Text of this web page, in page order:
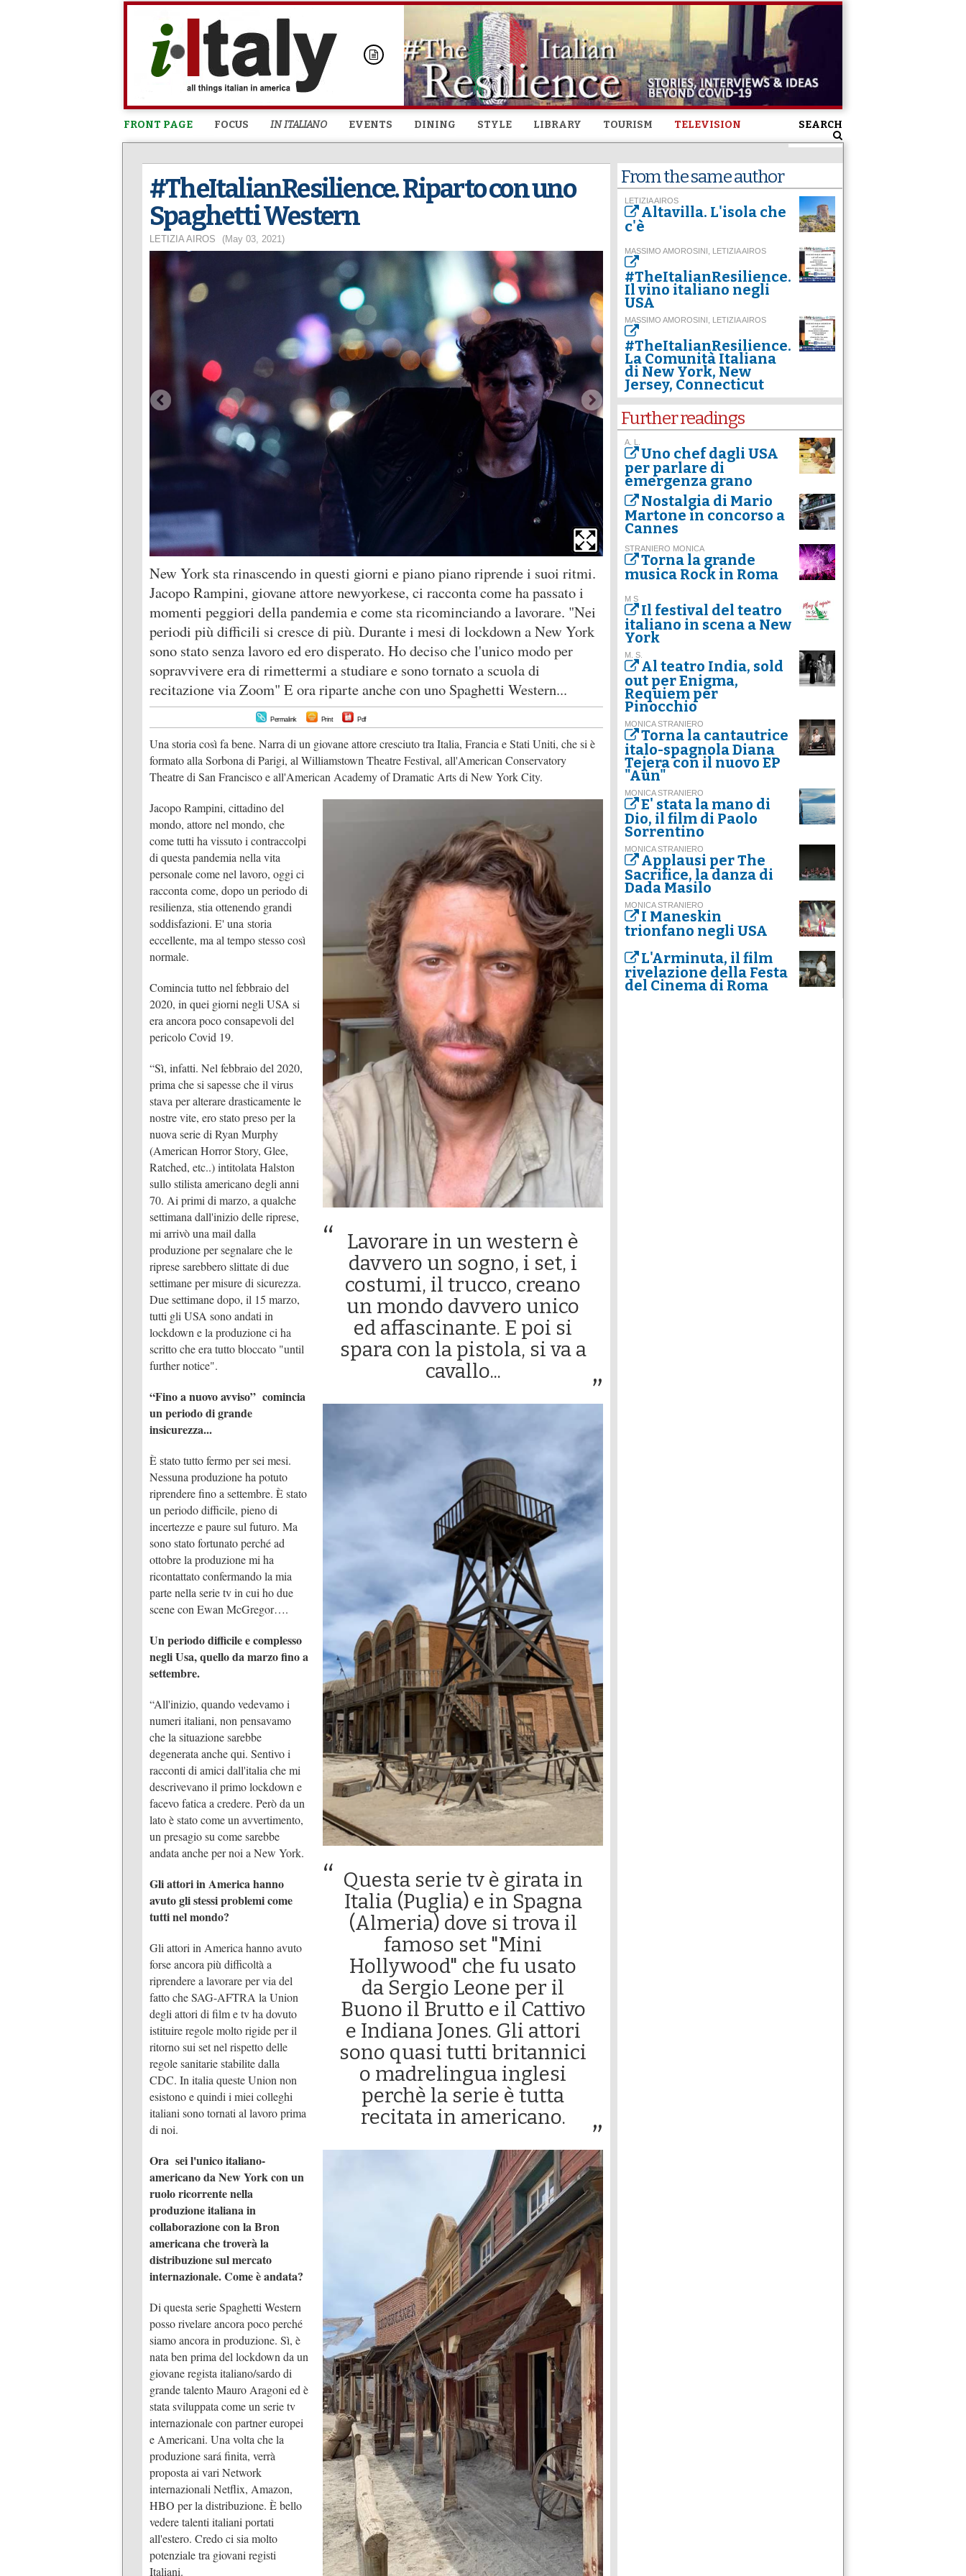
Skip to
content
FRONT PAGE FOCUS IN ITALIANO EVENTS DINING STYLE LIBRARY TOURISM TELEVISION SEARCH
#TheItalianResilience. Riparto con uno
Spaghetti Western
LETIZIA AIROS (May 03, 2021)
New York sta rinascendo in questi giorni e piano piano riprende i suoi ritmi.
Jacopo Rampini, giovane attore newyorkese, ci racconta come ha passato i
momenti peggiori della pandemia e come sta ricominciando a lavorare. "Nei
periodi più difficili si cresce di più. Durante i mesi di lockdown a New York
sono stato senza lavoro ed ero disperato. Ho deciso che l'unico modo per
sopravvivere era di rimettermi a studiare e sono tornato a scuola di
recitazione via Zoom" E ora riparte anche con uno Spaghetti Western...
Permalink Print Pdf
Una storia così fa bene. Narra di un giovane attore cresciuto tra Italia, Francia e Stati Uniti, che si è
formato alla Sorbona di Parigi, al Williamstown Theatre Festival, all'American Conservatory
Theatre di San Francisco e all'American Academy of Dramatic Arts di New York City.
Lavorare in un western è
davvero un sogno, i set, i
costumi, il trucco, creano
un mondo davvero unico
ed affascinante. E poi si
spara con la pistola, si va a
cavallo...
Questa serie tv è girata in
Italia (Puglia) e in Spagna
(Almeria) dove si trova il
famoso set "Mini
Hollywood" che fu usato
da Sergio Leone per il
Buono il Brutto e il Cattivo
e Indiana Jones. Gli attori
sono quasi tutti britannici
o madrelingua inglesi
perchè la serie è tutta
recitata in americano.
Jacopo Rampini, cittadino del
mondo, attore nel mondo, che
come tutti ha vissuto i contraccolpi
di questa pandemia nella vita
personale come nel lavoro, oggi ci
racconta come, dopo un periodo di
resilienza, stia ottenendo grandi
soddisfazioni. E' una storia
eccellente, ma al tempo stesso così
normale.
Comincia tutto nel febbraio del
2020, in quei giorni negli USA si
era ancora poco consapevoli del
pericolo Covid 19.
“Sì, infatti. Nel febbraio del 2020,
prima che si sapesse che il virus
stava per alterare drasticamente le
nostre vite, ero stato preso per la
nuova serie di Ryan Murphy
(American Horror Story, Glee,
Ratched, etc..) intitolata Halston
sullo stilista americano degli anni
70. Ai primi di marzo, a qualche
settimana dall'inizio delle riprese,
mi arrivò una mail dalla
produzione per segnalare che le
riprese sarebbero slittate di due
settimane per misure di sicurezza.
Due settimane dopo, il 15 marzo,
tutti gli USA sono andati in
lockdown e la produzione ci ha
scritto che era tutto bloccato "until
further notice".
“Fino a nuovo avviso” comincia
un periodo di grande
insicurezza...
È stato tutto fermo per sei mesi.
Nessuna produzione ha potuto
riprendere fino a settembre. È stato
un periodo difficile, pieno di
incertezze e paure sul futuro. Ma
sono stato fortunato perché ad
ottobre la produzione mi ha
ricontattato confermando la mia
parte nella serie tv in cui ho due
scene con Ewan McGregor….
Un periodo difficile e complesso
negli Usa, quello da marzo fino a
settembre.
“All'inizio, quando vedevamo i
numeri italiani, non pensavamo
che la situazione sarebbe
degenerata anche qui. Sentivo i
racconti di amici dall'italia che mi
descrivevano il primo lockdown e
facevo fatica a credere. Però da un
lato è stato come un avvertimento,
un presagio su come sarebbe
andata anche per noi a New York.
Gli attori in America hanno
avuto gli stessi problemi come
tutti nel mondo?
Gli attori in America hanno avuto
forse ancora più difficoltà a
riprendere a lavorare per via del
fatto che SAG-AFTRA la Union
degli attori di film e tv ha dovuto
istituire regole molto rigide per il
ritorno sui set nel rispetto delle
regole sanitarie stabilite dalla
CDC. In italia queste Union non
esistono e quindi i miei colleghi
italiani sono tornati al lavoro prima
di noi.
Ora sei l'unico italiano-
americano da New York con un
ruolo ricorrente nella
produzione italiana in
collaborazione con la Bron
americana che troverà la
distribuzione sul mercato
internazionale. Come è andata?
Di questa serie Spaghetti Western
posso rivelare ancora poco perché
siamo ancora in produzione. Sì, è
nata ben prima del lockdown da un
giovane regista italiano/sardo di
grande talento Mauro Aragoni ed è
stata sviluppata come un serie tv
internazionale con partner europei
e Americani. Una volta che la
produzione sará finita, verrà
proposta ai vari Network
internazionali Netflix, Amazon,
HBO per la distribuzione. È bello
vedere talenti italiani portati
all'estero. Credo ci sia molto
potenziale tra giovani registi
Italiani.
From the same author
LETIZIA AIROS
Altavilla. L'isola che
c'è
MASSIMO AMOROSINI, LETIZIA AIROS
#TheItalianResilience.
Il vino italiano negli
USA
MASSIMO AMOROSINI, LETIZIA AIROS
#TheItalianResilience.
La Comunità Italiana
di New York, New
Jersey, Connecticut
Further readings
A. L.
Uno chef dagli USA
per parlare di
emergenza grano
Nostalgia di Mario
Martone in concorso a
Cannes
STRANIERO MONICA
Torna la grande
musica Rock in Roma
M S
Il festival del teatro
italiano in scena a New
York
M. S.
Al teatro India, sold
out per Enigma,
Requiem per
Pinocchio
MONICA STRANIERO
Torna la cantautrice
italo-spagnola Diana
Tejera con il nuovo EP
"Aùn"
MONICA STRANIERO
E' stata la mano di
Dio, il film di Paolo
Sorrentino
MONICA STRANIERO
Applausi per The
Sacrifice, la danza di
Dada Masilo
MONICA STRANIERO
I Maneskin
trionfano negli USA
L'Arminuta, il film
rivelazione della Festa
del Cinema di Roma